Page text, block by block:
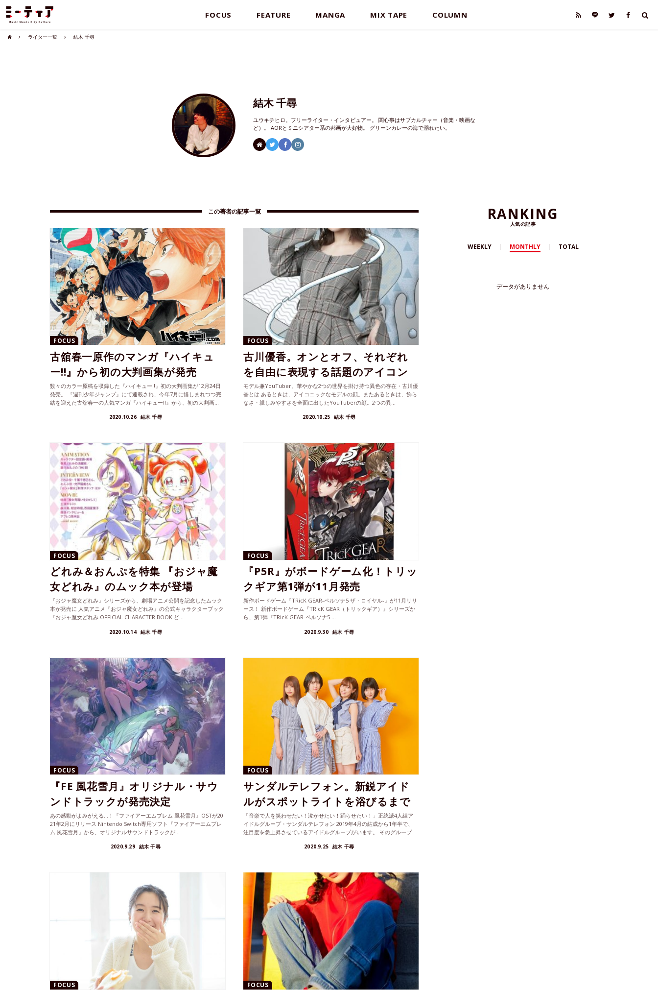
FOCUS FEATURE MANGA MIX TAPE COLUMN
ライター一覧 結木 千尋
結木 千尋
ユウキチヒロ。フリーライター・インタビュアー。 関心事はサブカルチャー（音楽・映画な
ど）。 AORとミニシアター系の邦画が大好物。 グリーンカレーの海で溺れたい。
この著者の記事一覧
FOCUS
古舘春一原作のマンガ『ハイキュ
ー!!』から初の大判画集が発売
数々のカラー原稿を収録した『ハイキュー!!』初の大判画集が12月24日
発売。 『週刊少年ジャンプ』にて連載され、今年7月に惜しまれつつ完
結を迎えた古舘春一の人気マンガ『ハイキュー!!』から、初の大判画...
2020.10.26 結木 千尋
FOCUS
古川優香。オンとオフ、それぞれ
を自由に表現する話題のアイコン
モデル兼YouTuber。華やかな2つの世界を掛け持つ異色の存在・古川優
香とは あるときは、アイコニックなモデルの顔。またあるときは、飾ら
なさ・親しみやすさを全面に出したYouTuberの顔。2つの異...
2020.10.25 結木 千尋
FOCUS
どれみ＆おんぷを特集 『おジャ魔
女どれみ』のムック本が登場
『おジャ魔女どれみ』シリーズから、劇場アニメ公開を記念したムック
本が発売に 人気アニメ『おジャ魔女どれみ』の公式キャラクターブック
『おジャ魔女どれみ OFFICIAL CHARACTER BOOK ど...
2020.10.14 結木 千尋
FOCUS
『P5R』がボードゲーム化！トリッ
クギア第1弾が11月発売
新作ボードゲーム『TRicK GEAR-ペルソナ5 ザ・ロイヤル-』が11月リリ
ース！ 新作ボードゲーム『TRicK GEAR（トリックギア）』シリーズか
ら、第1弾『TRicK GEAR-ペルソナ5 ...
2020.9.30 結木 千尋
FOCUS
『FE 風花雪月』オリジナル・サウ
ンドトラックが発売決定
あの感動がよみがえる…！『ファイアーエムブレム 風花雪月』OSTが20
21年2月にリリース Nintendo Switch専用ソフト『ファイアーエムブレ
ム 風花雪月』から、オリジナルサウンドトラックが...
2020.9.29 結木 千尋
FOCUS
サンダルテレフォン。新鋭アイド
ルがスポットライトを浴びるまで
「音楽で人を笑わせたい！泣かせたい！踊らせたい！」正統派4人組ア
イドルグループ・サンダルテレフォン 2019年4月の結成から1年半で、
注目度を急上昇させているアイドルグループがいます。 そのグループ
2020.9.25 結木 千尋
FOCUS FOCUS
RANKING
人気の記事
WEEKLY MONTHLY TOTAL
データがありません